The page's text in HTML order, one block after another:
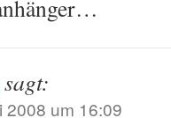
sagt:
2008 um 16:09